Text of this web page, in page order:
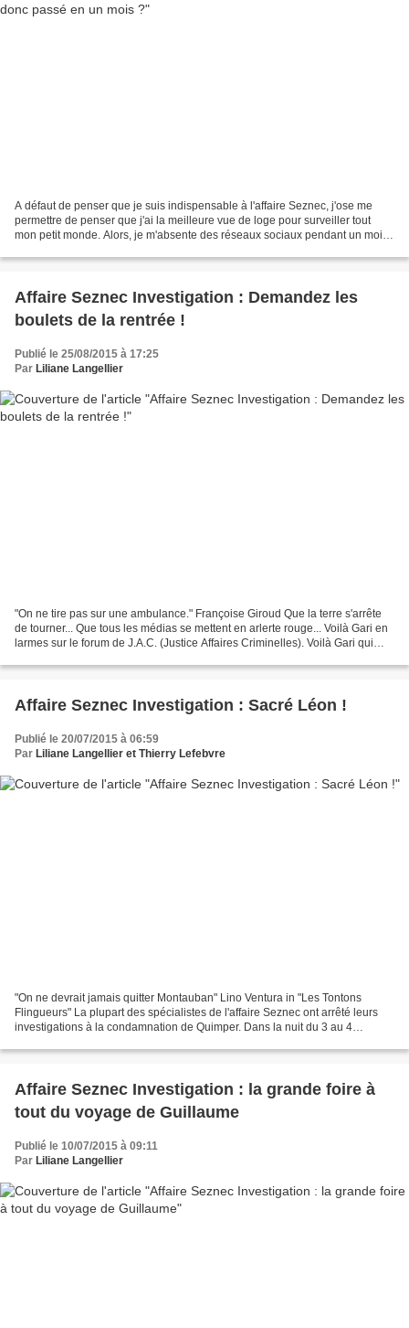
A défaut de penser que je suis indispensable à l'affaire Seznec, j'ose me
permettre de penser que j'ai la meilleure vue de loge pour surveiller tout
mon petit monde. Alors, je m'absente des réseaux sociaux pendant un mois,
Affaire Seznec Investigation : Demandez les
boulets de la rentrée !
Publié le 25/08/2015 à 17:25
Par Liliane Langellier
"On ne tire pas sur une ambulance." Françoise Giroud Que la terre s'arrête
de tourner... Que tous les médias se mettent en arlerte rouge... Voilà Gari en
larmes sur le forum de J.A.C. (Justice Affaires Criminelles). Voilà Gari qui
Affaire Seznec Investigation : Sacré Léon !
Publié le 20/07/2015 à 06:59
Par Liliane Langellier et Thierry Lefebvre
"On ne devrait jamais quitter Montauban" Lino Ventura in "Les Tontons
Flingueurs" La plupart des spécialistes de l'affaire Seznec ont arrêté leurs
investigations à la condamnation de Quimper. Dans la nuit du 3 au 4
Affaire Seznec Investigation : la grande foire à
tout du voyage de Guillaume
Publié le 10/07/2015 à 09:11
Par Liliane Langellier